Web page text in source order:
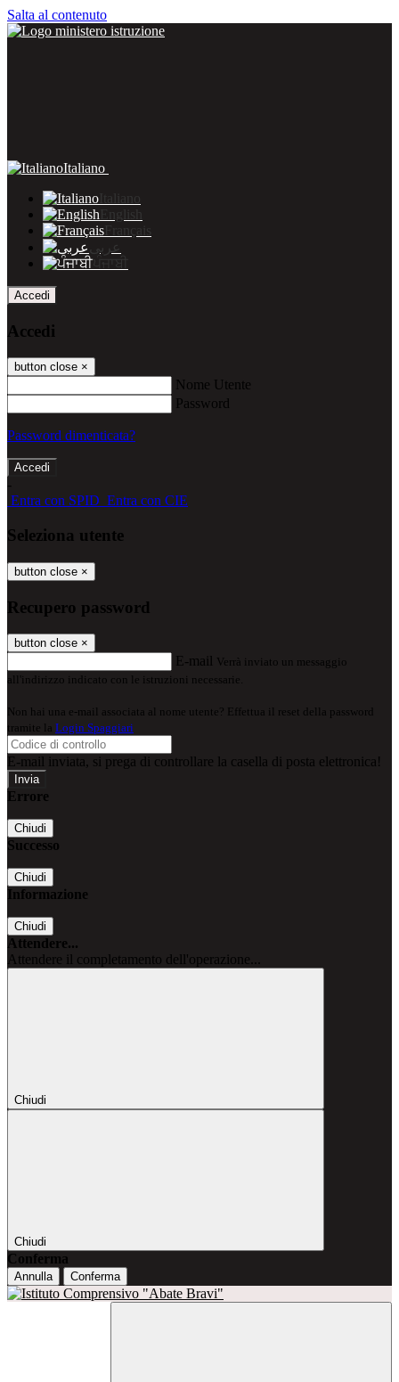
Salta al contenuto
Italiano
Italiano
English
Français
عربى
ਪੰਜਾਬੀ
Accedi
Accedi
button close ×
Nome Utente
Password
Password dimenticata?
-
Entra con SPID Entra con CIE
Seleziona utente
button close ×
Recupero password
button close ×
E-mail Verrà inviato un messaggio
all'indirizzo indicato con le istruzioni necessarie.
Non hai una e-mail associata al nome utente? Effettua il reset della password
tramite la Login Spaggiari
E-mail inviata, si prega di controllare la casella di posta elettronica!
Errore
Chiudi
Successo
Chiudi
Informazione
Chiudi
Attendere...
Attendere il completamento dell'operazione...
Chiudi
Chiudi
Conferma
Annulla Conferma